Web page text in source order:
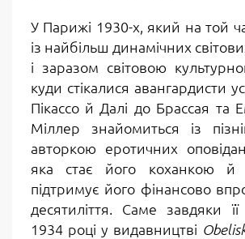
У Парижі 1930-х, який на той
із найбільш динамічних
і заразом світовою
куди стікалися авангардисти
Пікассо й Далі до Брассая та
Міллер знайомиться із
авторкою еротичних
яка стає його коханкою й
підтримує його фінансово
десятиліття. Саме завдяки
1934 році у видавництві